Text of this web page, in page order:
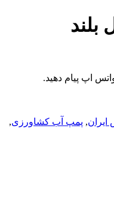
اپ پیام دهید.
ایران, پمپ آب کشاورزی,